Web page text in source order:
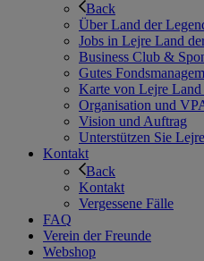
Back
Über Land der
Jobs in Lejre Land
Business Club &
Gutes
Karte von Lejre Land
Organisation und
Vision und Auftrag
Unterstützen Sie
Kontakt
Back
Kontakt
Vergessene Fälle
FAQ
Verein der Freunde
Webshop